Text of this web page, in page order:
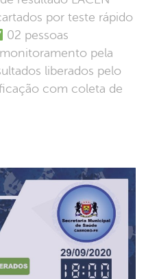
por teste rápido
02 pessoas
pela
liberados pelo
com coleta de